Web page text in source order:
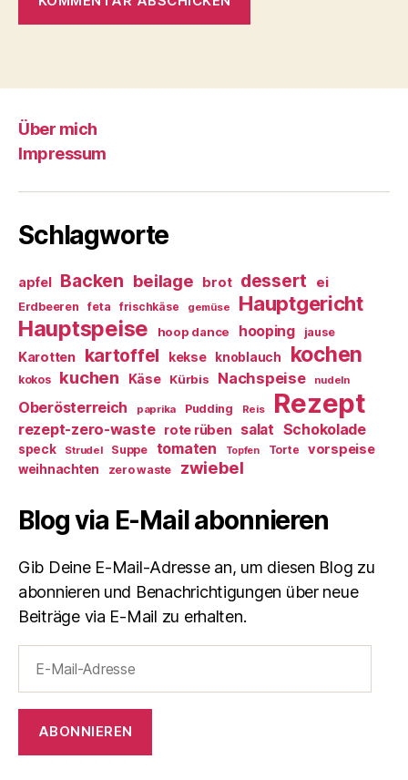
Über mich
Impressum
Schlagworte
apfel Backen beilage brot dessert ei
Erdbeeren feta frischkäse gemüse Hauptgericht
Hauptspeise hoop dance hooping jause
Karotten kartoffel kekse knoblauch kochen
kokos kuchen Käse Kürbis Nachspeise nudeln
Oberösterreich paprika Pudding Reis Rezept
rezept-zero-waste rote rüben salat Schokolade
speck Strudel Suppe tomaten Topfen Torte vorspeise
weihnachten zero waste zwiebel
Blog via E-Mail abonnieren
Gib Deine E-Mail-Adresse an, um diesen Blog zu
abonnieren und Benachrichtigungen über neue
Beiträge via E-Mail zu erhalten.
Mail-
Adresse
ABONNIEREN